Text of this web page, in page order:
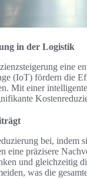
in der Logistik
eine
(IoT) fördern die
Mit einer
bei, indem
eine präzisere
und gleichzeitig
was die